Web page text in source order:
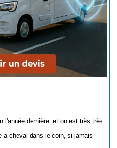
l'année dernière, et on est très très
a cheval dans le coin, si jamais